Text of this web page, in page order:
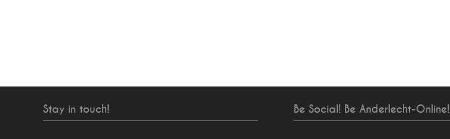
Stay in touch! Be Social! Be Anderlecht-Online!